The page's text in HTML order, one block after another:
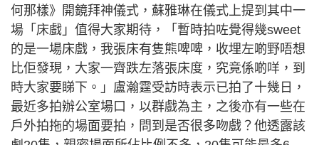
何那樣》開鏡拜神儀式，蘇雅琳在儀式上提到其中一
場「床戲」值得大家期待，「暫時拍咗覺得幾sweet
的是一場床戲，我張床有隻熊啤啤，收埋左啲野唔想
比佢發現，大家一齊跌左落張床度，究竟係啲咩，到
時大家要睇下。」盧瀚霆受訪時表示已拍了十幾日，
最近多拍辦公室場口，以群戲為主，之後亦有一些在
戶外拍拖的場面要拍，問到是否很多吻戲？他透露該